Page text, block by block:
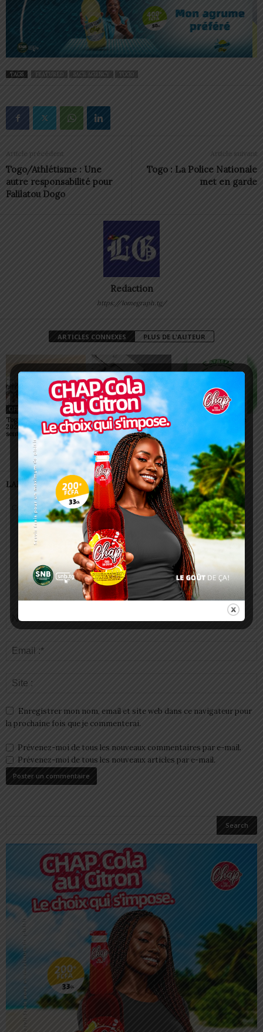
TAGS FEATURED SACE AGENCY TOGO
Article précédent
Togo/Athlétisme : Une
autre responsabilité pour
Falilatou Dogo
Article suivant
Togo : La Police Nationale
met en garde
Redaction
https://lomegraph.tg/
ARTICLES CONNEXES PLUS DE L'AUTEUR
OFFRES
Togo/Concours ENFPE
2026: les candidatures
sont ouvertes
OFFRES
Togo: recrutement au
ministère de l’efficacité du
service public
OFFRES
LAISSER UN COMMENTAIRE
Enregistrer mon nom, email et site web dans ce navigateur pour
la prochaine fois que je commenterai.
Prévenez-moi de tous les nouveaux commentaires par e-mail.
Prévenez-moi de tous les nouveaux articles par e-mail.